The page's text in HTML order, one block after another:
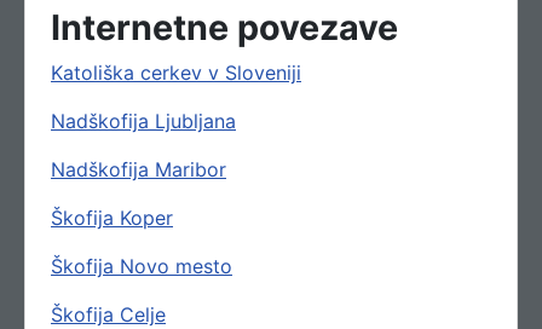
Internetne povezave
Katoliška cerkev v Sloveniji
Nadškofija Ljubljana
Nadškofija Maribor
Škofija Koper
Škofija Novo mesto
Škofija Celje